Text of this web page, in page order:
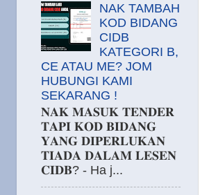
NAK TAMBAH
KOD BIDANG
CIDB
KATEGORI B,
CE ATAU ME? JOM
HUBUNGI KAMI
SEKARANG !
𝐍𝐀𝐊 𝐌𝐀𝐒𝐔𝐊 𝐓𝐄𝐍𝐃𝐄𝐑
𝐓𝐀𝐏𝐈 𝐊𝐎𝐃 𝐁𝐈𝐃𝐀𝐍𝐆
𝐘𝐀𝐍𝐆 𝐃𝐈𝐏𝐄𝐑𝐋𝐔𝐊𝐀𝐍
𝐓𝐈𝐀𝐃𝐀 𝐃𝐀𝐋𝐀𝐌 𝐋𝐄𝐒𝐄𝐍
𝐂𝐈𝐃𝐁? - Ha j...